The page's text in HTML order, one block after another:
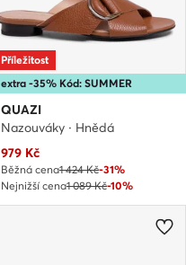
extra -35% Kód: SUMMER
Příležitost
QUAZI
Nazouváky · Hnědá
Aktuální cena
979 Kč
Běžná cena1 424 Kč-31%
Nejnižší cena1 089 Kč-10%